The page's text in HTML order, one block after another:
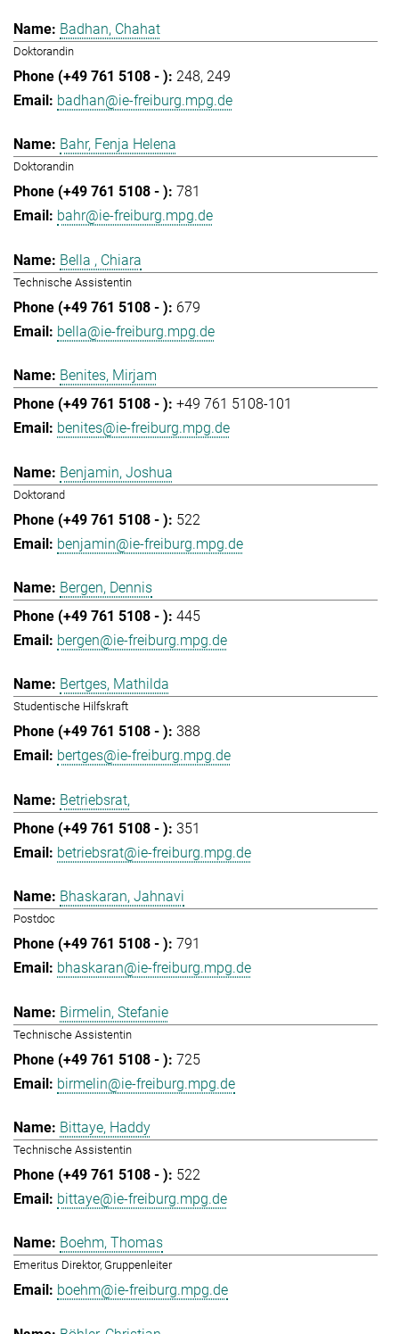
Badhan, Chahat
Doktorandin
248 249
badhan@ie-freiburg.mpg.de
Bahr, Fenja Helena
Doktorandin
781
bahr@ie-freiburg.mpg.de
Bella , Chiara
Technische Assistentin
679
bella@ie-freiburg.mpg.de
Benites, Mirjam
+49 761 5108-101
benites@ie-freiburg.mpg.de
Benjamin, Joshua
Doktorand
522
benjamin@ie-freiburg.mpg.de
Bergen, Dennis
445
bergen@ie-freiburg.mpg.de
Bertges, Mathilda
Studentische Hilfskraft
388
bertges@ie-freiburg.mpg.de
Betriebsrat,
351
betriebsrat@ie-freiburg.mpg.de
Bhaskaran, Jahnavi
Postdoc
791
bhaskaran@ie-freiburg.mpg.de
Birmelin, Stefanie
Technische Assistentin
725
birmelin@ie-freiburg.mpg.de
Bittaye, Haddy
Technische Assistentin
522
bittaye@ie-freiburg.mpg.de
Boehm, Thomas
Emeritus Direktor, Gruppenleiter
boehm@ie-freiburg.mpg.de